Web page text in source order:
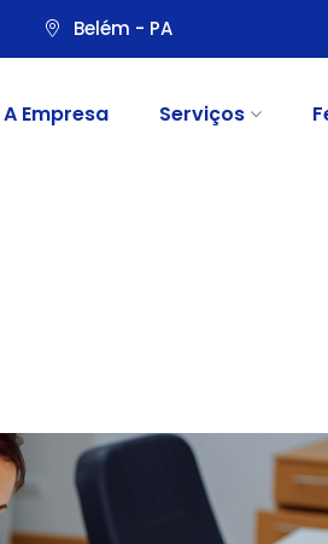
Belém - PA
A Empresa Serviços